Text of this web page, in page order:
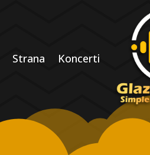
Strana Koncerti